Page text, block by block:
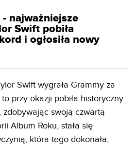
najważniejsze
Swift pobiła
i ogłosiła nowy
Swift wygrała Grammy za
przy okazji pobiła historyczny
zdobywając swoją czwartą
Album Roku, stała się
która tego dokonała,